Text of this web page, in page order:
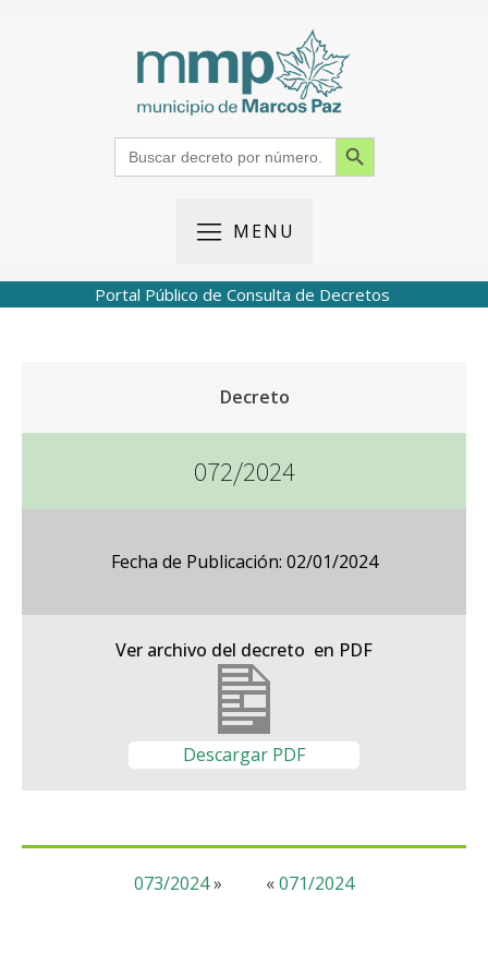
Search
for:
Search Button
MENU
Portal Público de Consulta de Decretos
Decreto
072/2024
Fecha de Publicación: 02/01/2024
Ver archivo del decreto en PDF
Descargar PDF
«071/2024
073/2024»